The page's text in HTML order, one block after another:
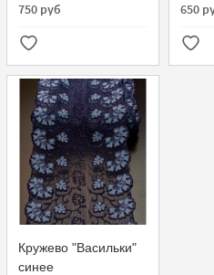
750 руб 650
Кружево "Васильки"
синее